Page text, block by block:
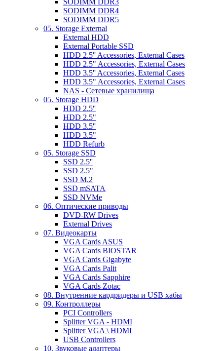
SODIMM DDR3
SODIMM DDR4
SODIMM DDR5
05. Storage External
External HDD
External Portable SSD
HDD 2.5'' Accessories, External Cases
HDD 2.5" Accessories, External Cases
HDD 3.5'' Accessories, External Cases
HDD 3.5" Accessories, External Cases
NAS - Сетевые хранилища
05. Storage HDD
HDD 2.5''
HDD 2.5"
HDD 3.5''
HDD 3.5"
HDD Refurb
05. Storage SSD
SSD 2.5''
SSD 2.5"
SSD M.2
SSD mSATA
SSD NVMe
06. Оптические приводы
DVD-RW Drives
External Drives
07. Видеокарты
VGA Cards ASUS
VGA Cards BIOSTAR
VGA Cards Gigabyte
VGA Cards Palit
VGA Cards Sapphire
VGA Cards Zotac
08. Внутренние кардридеры и USB хабы
09. Контроллеры
PCI Controllers
Splitter VGA - HDMI
Splitter VGA \ HDMI
USB Controllers
10. Звуковые адаптеры